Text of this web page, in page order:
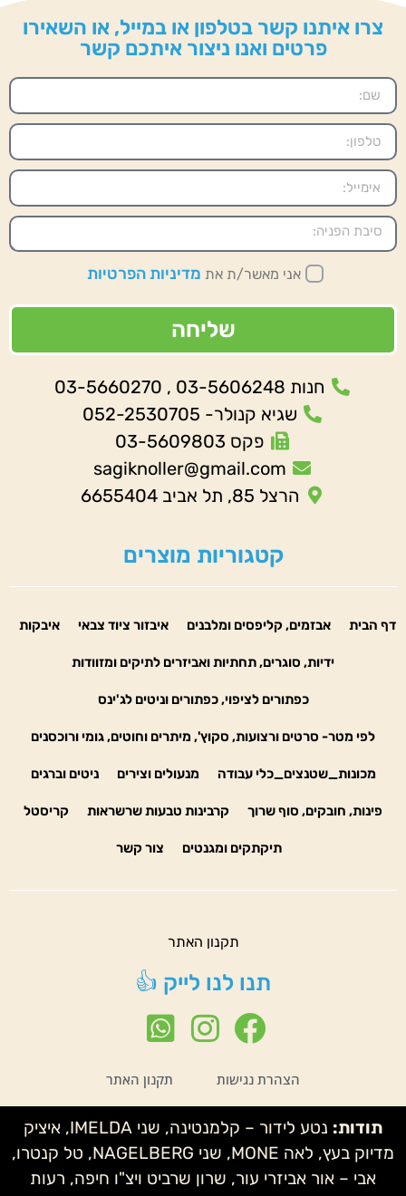
צרו איתנו קשר בטלפון או במייל, או השאירו
פרטים ואנו ניצור איתכם קשר
אני מאשר/ת את מדיניות הפרטיות
שליחה
חנות 03-5606248 , 03-5660270
שגיא קנולר- 052-2530705
פקס 03-5609803
sagiknoller@gmail.com
הרצל 85, תל אביב 6655404
קטגוריות מוצרים
דף הבית אבזמים, קליפסים ומלבנים איבזור ציוד צבאי איבקות
ידיות, סוגרים, תחתיות ואביזרים לתיקים ומזוודות
כפתורים לציפוי, כפתורים וניטים לג'ינס
לפי מטר- סרטים ורצועות, סקוץ', מיתרים וחוטים, גומי ורוכסנים
מכונות_שטנצים_כלי עבודה מנעולים וצירים ניטים וברגים
פינות, חובקים, סוף שרוך קרבינות טבעות שרשראות קריסטל
תיקתקים ומגנטים צור קשר
תקנון האתר
תנו לנו לייק 👍
הצהרת נגישות תקנון האתר
תודות:
נטע לידור – קלמנטינה, שני IMELDA, איציק
מדיוק בעץ, לאה MONE, שני NAGELBERG, טל קנטרו,
אבי – אור אביזרי עור, שרון שרביט ויצ"ו חיפה, רעות